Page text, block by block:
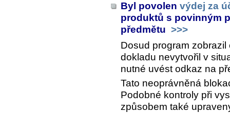
Byl povolen výdej za
produktů s povinným
předmětu >>>
Dosud program
dokladu nevytvořil v
nutné uvést odkaz na
Tato neoprávněná
Podobné kontroly při
způsobem také